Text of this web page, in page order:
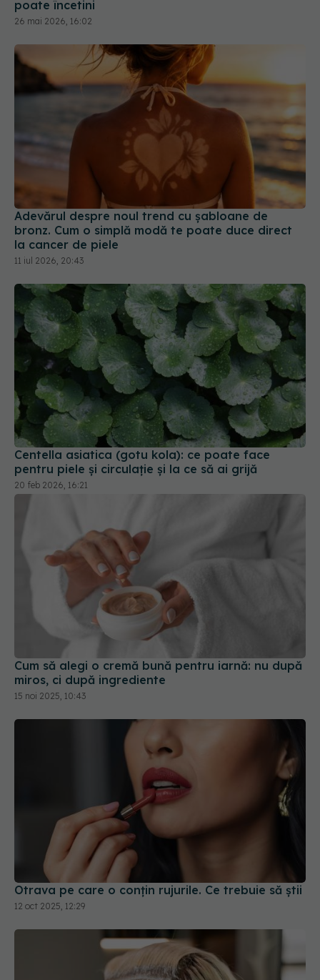
Adevărul despre noul trend cu șabloane de
bronz. Cum o simplă modă te poate duce direct
la cancer de piele
11 iul 2026, 20:43
Centella asiatica (gotu kola): ce poate face
pentru piele și circulație și la ce să ai grijă
20 feb 2026, 16:21
Cum să alegi o cremă bună pentru iarnă: nu după
miros, ci după ingrediente
15 noi 2025, 10:43
Otrava pe care o conțin rujurile. Ce trebuie să știi
12 oct 2025, 12:29